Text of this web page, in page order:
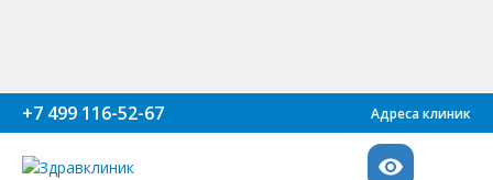
+7 499 116-52-67 Адреса клиник